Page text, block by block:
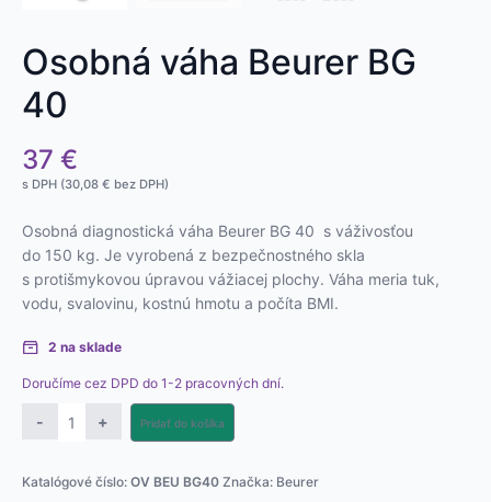
Osobná váha Beurer BG
40
37 €
s DPH (30,08 € bez DPH)
Osobná diagnostická váha Beurer BG 40 s váživosťou
do 150 kg. Je vyrobená z bezpečnostného skla
s protišmykovou úpravou vážiacej plochy. Váha meria tuk,
vodu, svalovinu, kostnú hmotu a počíta BMI.
2 na sklade
Doručíme cez DPD do 1-2 pracovných dní.
-
množstvo
Beurer
+ Pridať do košíka
Katalógové číslo: OV BEU BG40 Značka: Beurer